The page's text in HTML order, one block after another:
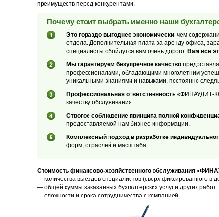
преимуществ перед конкурентами.
Почему стоит выбрать именно наши
Это гораздо выгоднее экономически, чем
отдела. Дополнительная плата за аренду офиса,
специалисты обойдутся вам очень дорого. Вам все
Мы гарантируем безупречное качество
профессионалами, обладающими многолетним
уникальными знаниями и навыками, постоянно
Профессиональная ответственность «ФИНАУДИТ-
качеству обслуживания.
Строгое соблюдение принципа полной
предоставляемой нам бизнес-информации.
Комплексный подход в разработке
форм, отраслей и масштаба.
Стоимость финансово-хозяйственного обслуживания
— количества выездов специалистов (сверх фиксированного в
— общей суммы заказанных бухгалтерских услуг и других работ
— сложности и срока сотрудничества с компанией